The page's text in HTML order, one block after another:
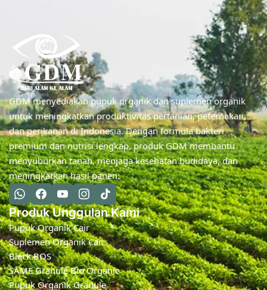
GDM menyediakan pupuk organik dan suplemen organik
untuk meningkatkan produktivitas pertanian, peternakan,
dan perikanan di Indonesia. Dengan formula bakteri
premium dan nutrisi lengkap, produk GDM membantu
menyuburkan tanah, menjaga kesehatan budidaya, dan
meningkatkan hasil panen.
Produk Unggulan Kami
Pupuk Organik Cair
Suplemen Organik Cair
Black BOS
SAME Granule Bio Organic
Pupuk Organik Granule